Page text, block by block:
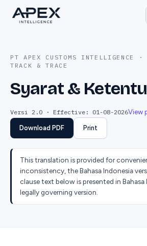
PT APEX CUSTOMS INTELLIGENCE
TRACK & TRACE
Syarat &
Versi 2.0 · Effective: 01-08-2026View
Download PDF Print
This translation is provided for
inconsistency, the Bahasa Indonesia
clause text below is presented in Bahasa
legally governing version.